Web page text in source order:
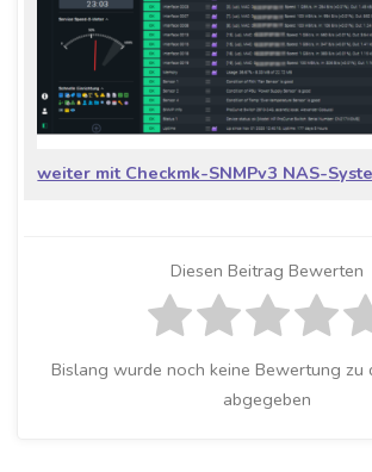
weiter mit Checkmk-SNMPv3 NAS-
Diesen Beitrag Bewerten
Bislang wurde noch keine Bewertung zu
abgegeben